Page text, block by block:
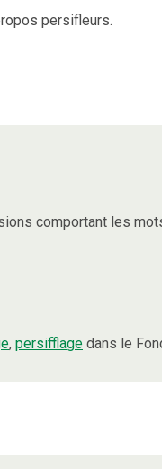
persifleurs.
comportant les
, persifflage dans le